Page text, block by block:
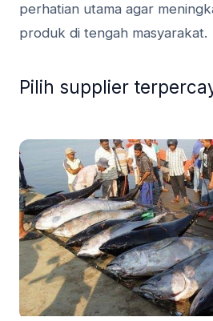
perhatian utama agar
produk di tengah masyarakat.
Pilih supplier